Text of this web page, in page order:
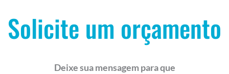
Solicite um orçamento
Deixe sua mensagem para que